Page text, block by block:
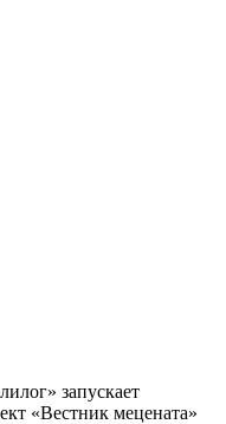
запускает
«Вестник мецената»